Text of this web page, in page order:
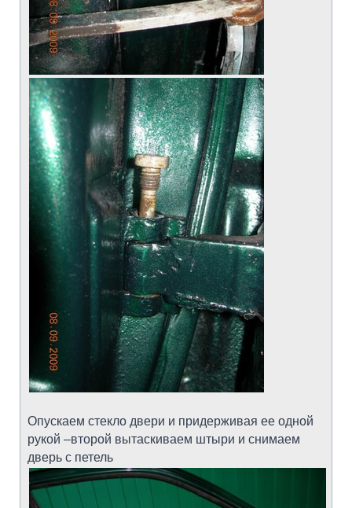
Опускаем стекло двери и придерживая ее одной
рукой –второй вытаскиваем штыри и снимаем
дверь с петель